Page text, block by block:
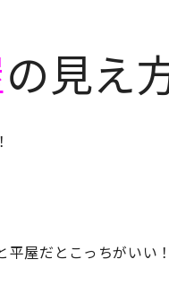
の見え
屋だとこっちがいい！